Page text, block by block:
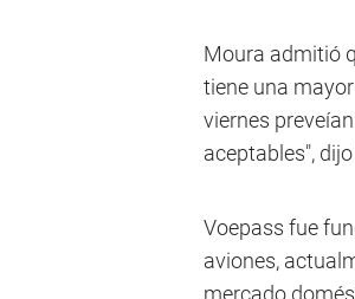
Moura admitió
tiene una
viernes
aceptables",
Voepass fue
aviones,